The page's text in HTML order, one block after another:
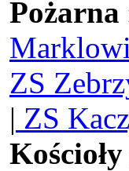
Pożarna
ZS
| ZS
Kościoły